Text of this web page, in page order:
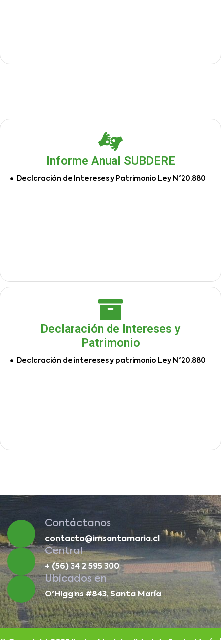
Informe Anual SUBDERE
Declaración de Intereses y Patrimonio Ley N°20.880
Declaración de Intereses y
Patrimonio
Declaración de intereses y patrimonio Ley N°20.880
Contáctanos
contacto@imsantamaria.cl
Central
+ (56) 34 2 595 300
Ubicados en
O'Higgins #843, Santa María